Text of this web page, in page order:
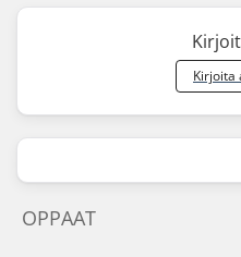
Kirjoita
OPPAAT